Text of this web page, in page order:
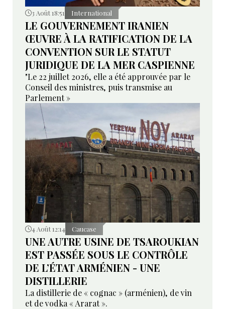
3 Août 18:51 International
LE GOUVERNEMENT IRANIEN
ŒUVRE À LA RATIFICATION DE LA
CONVENTION SUR LE STATUT
JURIDIQUE DE LA MER CASPIENNE
"Le 22 juillet 2026, elle a été approuvée par le
Conseil des ministres, puis transmise au
Parlement »
4 Août 12:14 Caucase
UNE AUTRE USINE DE TSAROUKIAN
EST PASSÉE SOUS LE CONTRÔLE
DE L’ÉTAT ARMÉNIEN - UNE
DISTILLERIE
La distillerie de « cognac » (arménien), de vin
et de vodka « Ararat ».